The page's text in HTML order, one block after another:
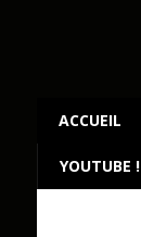
ACCUEIL
YOUTUBE !